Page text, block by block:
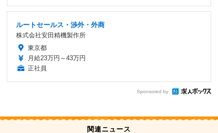
ルートセールス・渉外・外商
株式会社安田精機製作所
東京都
月給23万円～43万円
正社員
Sponsored by
関連ニュース